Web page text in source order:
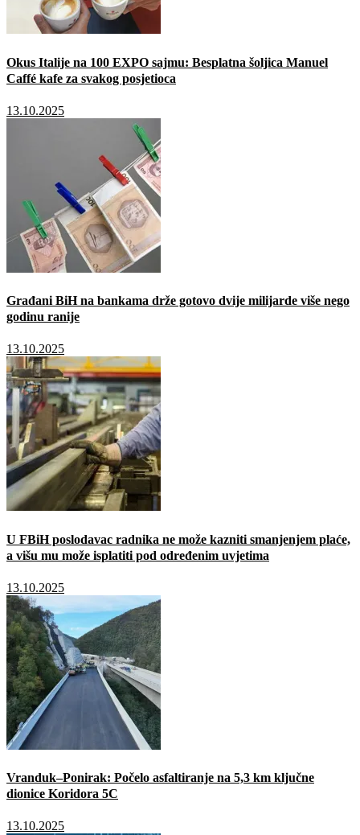
Okus Italije na 100 EXPO sajmu: Besplatna šoljica Manuel
Caffé kafe za svakog posjetioca
13.10.2025
Građani BiH na bankama drže gotovo dvije milijarde više nego
godinu ranije
13.10.2025
U FBiH poslodavac radnika ne može kazniti smanjenjem plaće,
a višu mu može isplatiti pod određenim uvjetima
13.10.2025
Vranduk–Ponirak: Počelo asfaltiranje na 5,3 km ključne
dionice Koridora 5C
13.10.2025